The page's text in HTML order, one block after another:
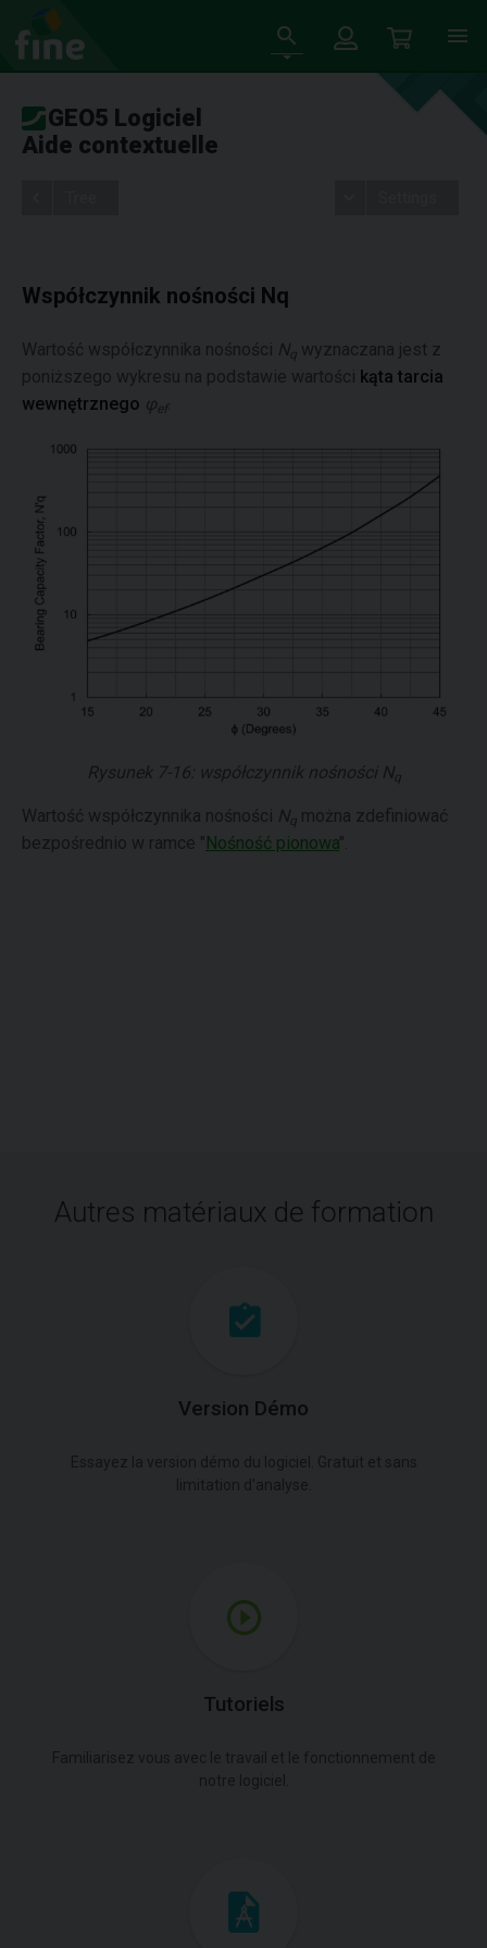
GEO5 Logiciel
Aide contextuelle
Współczynnik nośności Nq
Wartość współczynnika nośności Nq wyznaczana jest z
poniższego wykresu na podstawie wartości kąta tarcia
wewnętrznego φef
Rysunek 7-16: współczynnik nośności Nq
Wartość współczynnika nośności N q można zdefiniować
bezpośrednio w ramce "Nośność pionowa".
Autres matériaux de formation
Version Démo
Tutoriels